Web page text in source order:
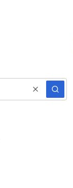
WyczyśćSzukaj